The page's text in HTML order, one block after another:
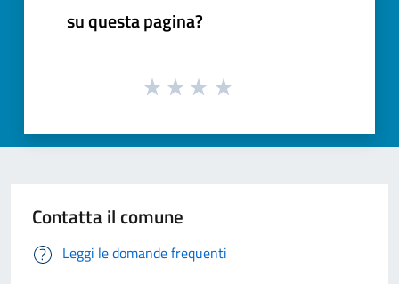
su questa pagina?
Contatta il comune
Leggi le domande frequenti